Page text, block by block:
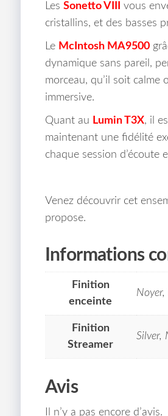
Les Sonetto VIII
vous
cristallins, et des basses
Le McIntosh MA9500
dynamique sans pareil,
morceau, qu’il soit calme
immersive.
Quant au Lumin T3X, il
maintenant une fidélité
chaque session d’écoute
Venez découvrir cet
propose.
Informations
Finition
enceinte
Noyer,
Finition
Streamer
Silver,
Avis
Il n’y a pas encore d’avis.